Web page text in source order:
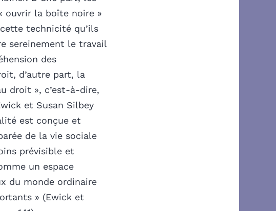
ouvrir la boîte noire »
technicité qu’ils
sereinement le travail
des
d’autre part, la
droit », c’est-à-dire,
et Susan Silbey
est conçue et
de la vie sociale
prévisible et
un espace
du monde ordinaire
» (Ewick et